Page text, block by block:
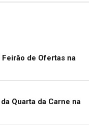
de Ofertas na
Quarta da Carne na